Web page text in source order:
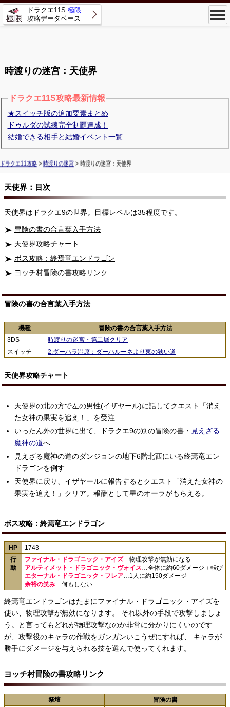
ドラクエ11S 極限
攻略データベース
時渡りの迷宮：天使界
ドラクエ11S攻略最新情報
★スイッチ版の追加要素まとめ
ドゥルダの試練完全制覇達成！
結婚できる相手と結婚イベント一覧
ドラクエ11攻略 > 時渡りの迷宮 > 時渡りの迷宮：天使界
天使界：目次
天使界はドラクエ9の世界。目標レベルは35程度です。
冒険の書の合言葉入手方法
天使界攻略チャート
ボス攻略：終焉竜エンドラゴン
ヨッチ村冒険の書攻略リンク
冒険の書の合言葉入手方法
機種
冒険の書の合言葉入手方法
3DS
時渡りの迷宮・第二層クリア
スイッチ
2.ダーハラ湿原：ダーハルーネより東の狭い道
天使界攻略チャート
天使界の北の方で左の男性(イザヤール)に話してクエスト「消え
た女神の果実を追え！」を受注
いったん外の世界に出て、ドラクエ9の別の冒険の書・ 見えざる
魔神の道へ
見えざる魔神の道のダンジョンの地下6階北西にいる終焉竜エン
ドラゴンを倒す
天使界に戻り、イザヤールに報告するとクエスト「消えた女神の
果実を追え！」クリア。報酬として星のオーラがもらえる。
ボス攻略：終焉竜エンドラゴン
HP
1743
行
動
ファイナル・ドラゴニック・アイズ…物理攻撃が無効になる
アルティメット・ドラゴニック・ヴォイス …全体に約60ダメージ＋転び
エターナル・ドラゴニック・フレア …1人に約150ダメージ
余裕の笑み …何もしない
終焉竜エンドラゴンはたまにファイナル・ドラゴニック・アイズを
使い、物理攻撃が無効になります。 それ以外の手段で攻撃しましょ
う。と言ってもどれが物理攻撃なのか非常に分かりにくいのです
が、攻撃役のキャラの作戦をガンガンいこうぜにすれば、 キャラが
勝手にダメージを与えられる技を選んで使ってくれます。
ヨッチ村冒険の書攻略リンク
祭壇
冒険の書